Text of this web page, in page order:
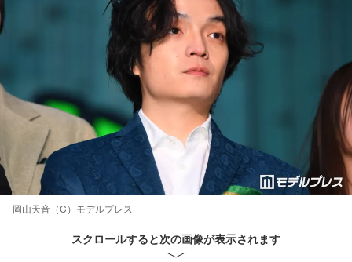
岡山天音（C）モデルプレス
スクロールすると次の画像が表示されます